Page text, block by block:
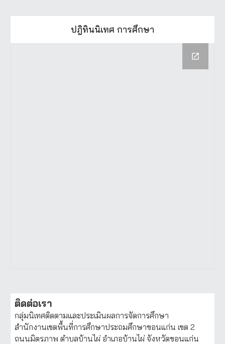
ปฎิทินนิเทศ การศึกษา
ติดต่อเรา
กลุ่มนิเทศติดตามและประเมินผลการจัดการศึกษา
สำนักงานเขตพื้นที่การศึกษาประถมศึกษาขอนแก่น เขต 2
ถนนมิตรภาพ ตำบลบ้านไผ่ อำเภอบ้านไผ่ จังหวัดขอนแก่น